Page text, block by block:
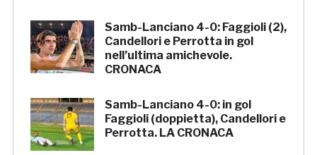
Samb-Lanciano 4-0: Faggioli (2),
Candellori e Perrotta in gol
nell’ultima amichevole.
CRONACA
Samb-Lanciano 4-0: in gol
Faggioli (doppietta), Candellori e
Perrotta. LA CRONACA